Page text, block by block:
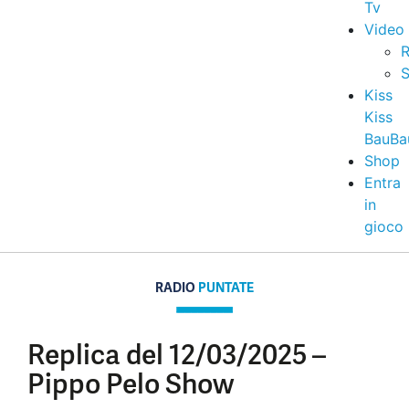
Tv
Video
Kiss
Kiss
Shop
Entra
in
gioco
RADIO PUNTATE
Replica del 12/03/2025 –
Pippo Pelo Show